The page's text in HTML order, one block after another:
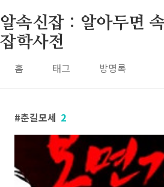
알속신잡 : 알아두면
잡학사전
홈 태그 방명록
춘길모세 2